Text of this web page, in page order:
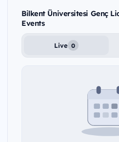
Bilkent Üniversitesi Genç
Events
Live 0